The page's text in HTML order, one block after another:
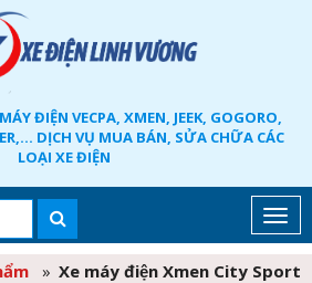
ĐIỆN VECPA, XMEN, JEEK, GOGORO,
DỊCH VỤ MUA BÁN, SỬA CHỮA CÁC
LOẠI XE ĐIỆN
» Xe máy điện Xmen City Sport